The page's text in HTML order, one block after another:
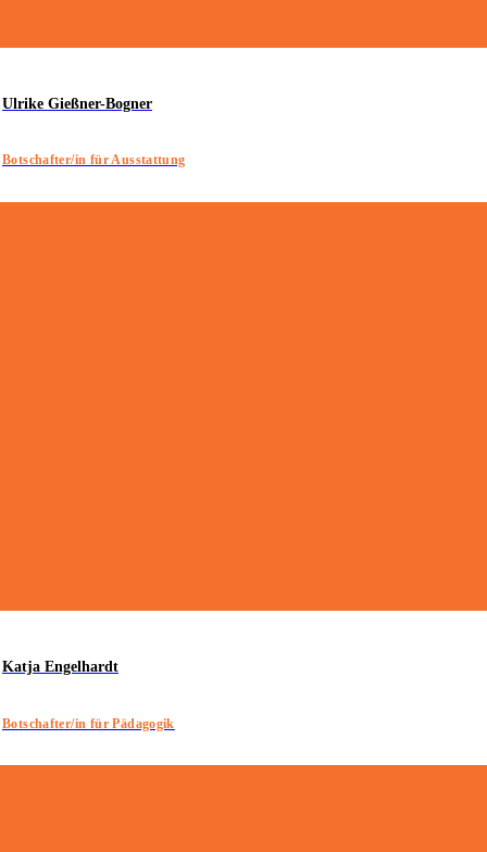
Ulrike Gießner-Bogner
Botschafter/in für Ausstattung
Katja Engelhardt
Botschafter/in für Pädagogik